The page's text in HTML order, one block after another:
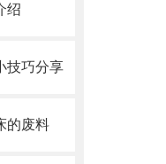
绍
技巧分享
的废料